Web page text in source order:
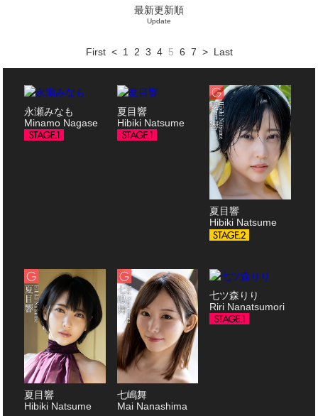
最新更新順
Update
First < 1 2 3 4 5 6 7 > Last
永瀬みなも
Minamo Nagase
夏目響
Hibiki Natsume
夏目響
Hibiki Natsume
夏目響
Hibiki Natsume
七嶋舞
Mai Nanashima
七ツ森りり
Riri Nanatsumori